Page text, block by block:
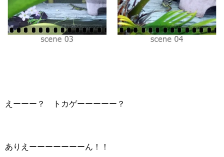
えーーー？ トカゲーーーーー？
ありえーーーーーーーん！！